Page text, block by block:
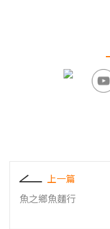
上一篇
魚之鄉魚麵行